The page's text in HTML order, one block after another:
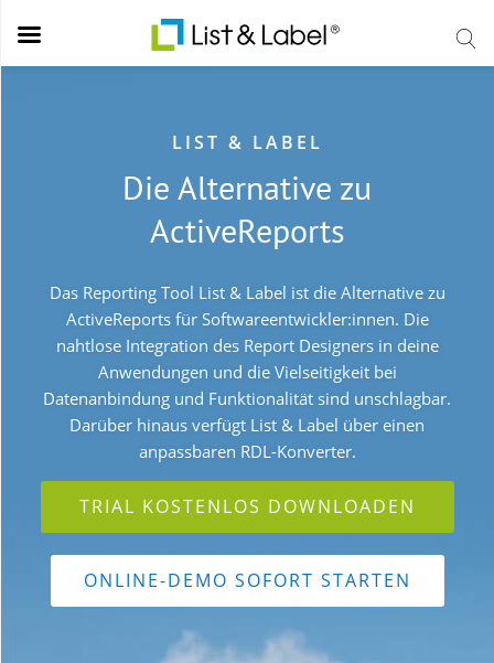
LIST & LABEL
Die Alternative zu
ActiveReports
Das Reporting Tool List & Label ist die Alternative zu
ActiveReports für Softwareentwickler:innen. Die
nahtlose Integration des Report Designers in deine
Anwendungen und die Vielseitigkeit bei
Datenanbindung und Funktionalität sind unschlagbar.
Darüber hinaus verfügt List & Label über einen
anpassbaren RDL-Konverter.
TRIAL KOSTENLOS DOWNLOADEN
ONLINE-DEMO SOFORT STARTEN
Report Designer
Version 31
Web & Cloud Reporting
Web Report Designer
Community & Ressourcen
Blog
Online-Documentation
Newsletter
Online-Demo List & Label
Online-Demo Report Server
Trial Report Server
Shop
Häufige
Studium &
Pressecenter
Kontakt
List & Label